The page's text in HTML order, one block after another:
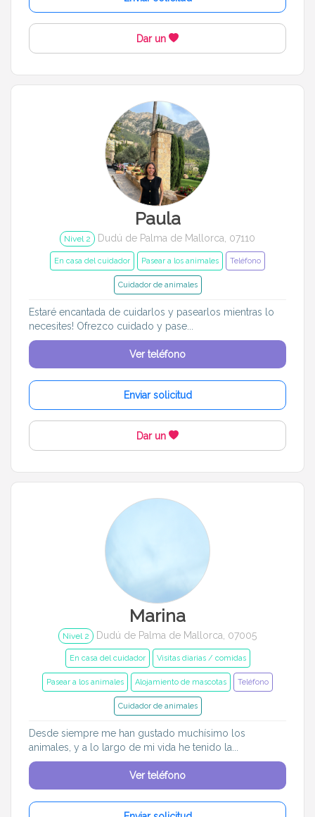
Dar un
Paula
Nivel 2 Dudú de Palma de Mallorca, 07110
En casa del cuidador Pasear a los animales Teléfono
Cuidador de animales
Estaré encantada de cuidarlos y pasearlos mientras lo
necesites! Ofrezco cuidado y pase...
Ver teléfono
Enviar solicitud
Dar un
Marina
Nivel 2 Dudú de Palma de Mallorca, 07005
En casa del cuidador Visitas diarias / comidas
Pasear a los animales Alojamiento de mascotas Teléfono
Cuidador de animales
Desde siempre me han gustado muchísimo los
animales, y a lo largo de mi vida he tenido la...
Ver teléfono